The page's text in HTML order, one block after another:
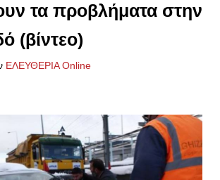
τα προβλήματα στην
(βίντεο)
ΕΛΕΥΘΕΡΙΑ Online